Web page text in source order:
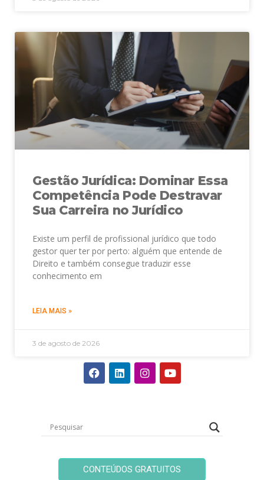
Gestão Jurídica: Dominar Essa
Competência Pode Destravar
Sua Carreira no Jurídico
Existe um perfil de profissional jurídico que todo
gestor quer ter por perto: alguém que entende de
Direito e também consegue traduzir esse
conhecimento em
LEIA MAIS »
3 de agosto de 2026
CONTEÚDOS GRATUITOS